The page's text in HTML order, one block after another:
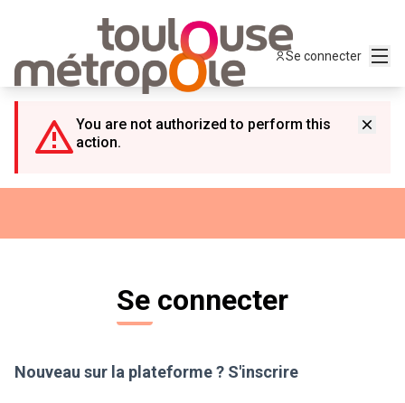
Se connecter
You are not authorized to perform this
action.
Se connecter
Nouveau sur la plateforme ? S'inscrire